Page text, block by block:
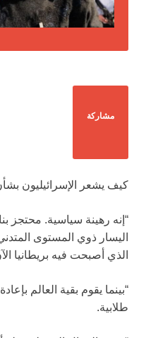
مشاركة
كيف يشعر الإسرائيليون
“إنه رهينة سياسية.
اليسار ذوي المستوى
الذي أصبحت فيه بريطانيا
“بينما يقوم بقية العالم
طلابية.